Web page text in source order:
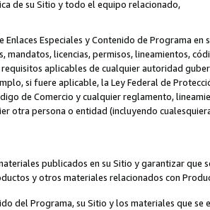
de su Sitio y todo el equipo relacionado,
Enlaces Especiales y Contenido de Programa
mandatos, licencias, permisos, lineamientos,
aplicables de cualquier autoridad
si fuere aplicable, la Ley Federal de
de Comercio y cualquier reglamento,
otra persona o entidad (incluyendo
publicados en su Sitio y garantizar que
y otros materiales relacionados con
del Programa, su Sitio y los materiales que se